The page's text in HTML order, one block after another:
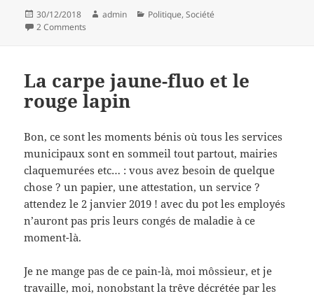
Posted
on
30/12/2018 Author
admin Categories
Politique,Société
2 Comments
La carpe jaune-fluo et le
rouge lapin
Bon, ce sont les moments bénis où tous les services
municipaux sont en sommeil tout partout, mairies
claquemurées etc… : vous avez besoin de quelque
chose ? un papier, une attestation, un service ?
attendez le 2 janvier 2019 ! avec du pot les employés
n’auront pas pris leurs congés de maladie à ce
moment-là.
Je ne mange pas de ce pain-là, moi môssieur, et je
travaille, moi, nonobstant la trêve décrétée par les